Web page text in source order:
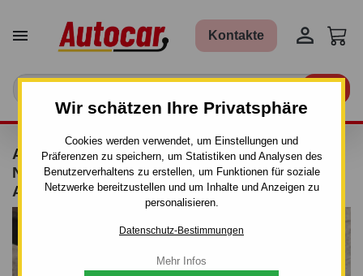
Wir schätzen Ihre Privatsphäre
Cookies werden verwendet, um Einstellungen und
Präferenzen zu speichern, um Statistiken und Analysen des
Benutzerverhaltens zu erstellen, um Funktionen für soziale
Netzwerke bereitzustellen und um Inhalte und Anzeigen zu
personalisieren.
Datenschutz-Bestimmungen
Mehr Infos
 Kontakte 
ANHÄNGERKUPPLUNG FÜR DAEWOO
NUBIRA - KOMBI - VON 2004 - AUTOMAT–
AHK ABNEHMBAR